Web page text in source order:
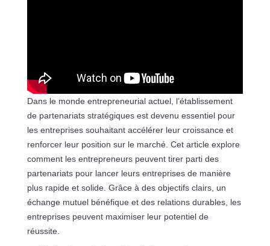
Dans le monde entrepreneurial actuel, l’établissement
de partenariats stratégiques est devenu essentiel pour
les entreprises souhaitant accélérer leur croissance et
renforcer leur position sur le marché. Cet article explore
comment les entrepreneurs peuvent tirer parti des
partenariats pour lancer leurs entreprises de manière
plus rapide et solide. Grâce à des objectifs clairs, un
échange mutuel bénéfique et des relations durables, les
entreprises peuvent maximiser leur potentiel de
réussite.